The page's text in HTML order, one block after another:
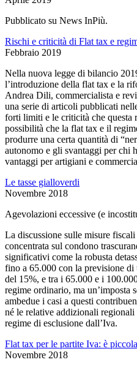
Pubblicato su News InPiù.
Rischi e criticità di Flat tax e
Febbraio 2019
Nella nuova legge di bilancio
l’introduzione della flat tax e la
Andrea Dili, commercialista e
una serie di articoli pubblicati
forti limiti e le criticità che questa
possibilità che la flat tax e il
produrre una certa quantità di
autonomo e gli svantaggi per chi
vantaggi per artigiani e
Le tasse gialloverdi
Novembre 2018
Agevolazioni eccessive (e
La discussione sulle misure
concentrata sul condono
significativi come la robusta
fino a 65.000 con la previsione di
del 15%, e tra i 65.000 e i
regime ordinario, ma un’imposta
ambedue i casi a questi
né le relative addizionali
regime di esclusione dall’Iva.
Flat tax per le partite Iva: è
Novembre 2018